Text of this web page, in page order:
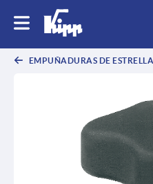
EMPUÑADURAS DE